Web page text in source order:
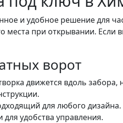
и удобное решение для
при открывании. Если
ворот
движется вдоль забора,
для любого дизайна.
удобства управления.